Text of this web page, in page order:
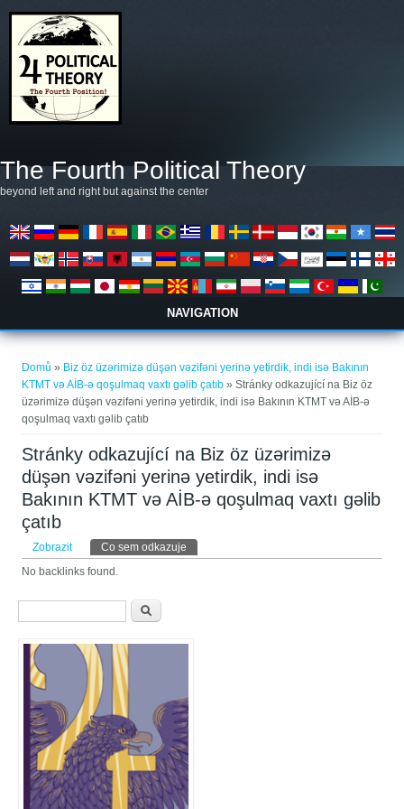
The Fourth Political Theory
beyond left and right but against the center
NAVIGATION
Jste zde
Domů » Biz öz üzərimizə düşən vəzifəni yerinə yetirdik, indi isə Bakının
KTMT və AİB-ə qoşulmaq vaxtı gəlib çatıb » Stránky odkazující na Biz öz
üzərimizə düşən vəzifəni yerinə yetirdik, indi isə Bakının KTMT və AİB-ə
qoşulmaq vaxtı gəlib çatıb
Stránky odkazující na Biz öz üzərimizə
düşən vəzifəni yerinə yetirdik, indi isə
Bakının KTMT və AİB-ə qoşulmaq vaxtı gəlib
çatıb
Hlavní záložky
Zobrazit Co sem odkazuje
No backlinks found.